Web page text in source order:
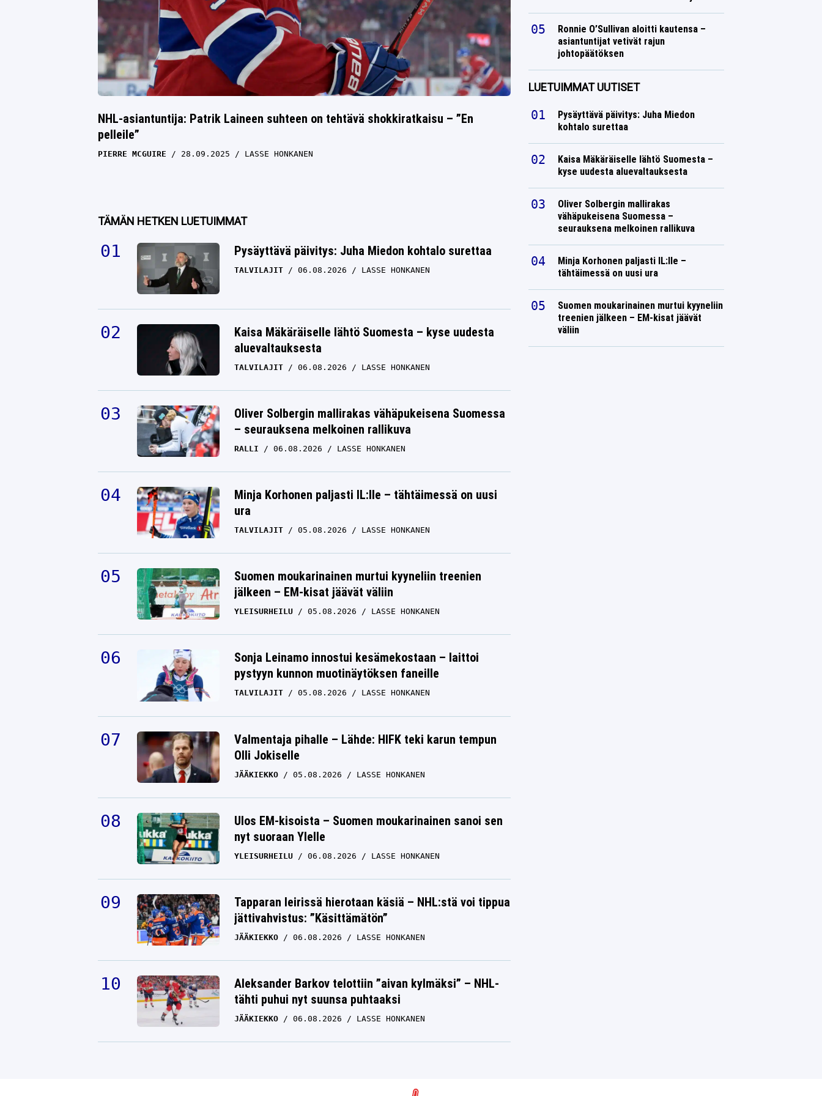
NHL-asiantuntija: Patrik Laineen suhteen on tehtävä shokkiratkaisu – ”En
pelleile”
PIERRE MCGUIRE 28.09.2025 LASSE HONKANEN
TÄMÄN HETKEN LUETUIMMAT
Pysäyttävä päivitys: Juha Miedon kohtalo surettaa
TALVILAJIT 06.08.2026 LASSE HONKANEN
Kaisa Mäkäräiselle lähtö Suomesta – kyse uudesta
aluevaltauksesta
TALVILAJIT 06.08.2026 LASSE HONKANEN
Oliver Solbergin mallirakas vähäpukeisena Suomessa
– seurauksena melkoinen rallikuva
RALLI 06.08.2026 LASSE HONKANEN
Minja Korhonen paljasti IL:lle – tähtäimessä on uusi
ura
TALVILAJIT 05.08.2026 LASSE HONKANEN
Suomen moukarinainen murtui kyyneliin treenien
jälkeen – EM-kisat jäävät väliin
YLEISURHEILU 05.08.2026 LASSE HONKANEN
Sonja Leinamo innostui kesämekostaan – laittoi
pystyyn kunnon muotinäytöksen faneille
TALVILAJIT 05.08.2026 LASSE HONKANEN
Valmentaja pihalle – Lähde: HIFK teki karun tempun
Olli Jokiselle
JÄÄKIEKKO 05.08.2026 LASSE HONKANEN
Ulos EM-kisoista – Suomen moukarinainen sanoi sen
nyt suoraan Ylelle
YLEISURHEILU 06.08.2026 LASSE HONKANEN
Tapparan leirissä hierotaan käsiä – NHL:stä voi tippua
jättivahvistus: ”Käsittämätön”
JÄÄKIEKKO 06.08.2026 LASSE HONKANEN
Aleksander Barkov telottiin ”aivan kylmäksi” – NHL-
tähti puhui nyt suunsa puhtaaksi
JÄÄKIEKKO 06.08.2026 LASSE HONKANEN
Ronnie O’Sullivan aloitti kautensa –
asiantuntijat vetivät rajun
johtopäätöksen
LUETUIMMAT UUTISET
Pysäyttävä päivitys: Juha Miedon
kohtalo surettaa
Kaisa Mäkäräiselle lähtö Suomesta –
kyse uudesta aluevaltauksesta
Oliver Solbergin mallirakas
vähäpukeisena Suomessa –
seurauksena melkoinen rallikuva
Minja Korhonen paljasti IL:lle –
tähtäimessä on uusi ura
Suomen moukarinainen murtui kyyneliin
treenien jälkeen – EM-kisat jäävät
väliin